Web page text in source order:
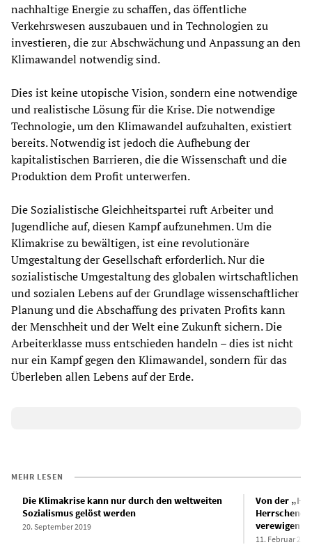
nachhaltige Energie zu schaffen, das öffentliche
Verkehrswesen auszubauen und in Technologien zu
investieren, die zur Abschwächung und Anpassung an den
Klimawandel notwendig sind.
Dies ist keine utopische Vision, sondern eine notwendige
und realistische Lösung für die Krise. Die notwendige
Technologie, um den Klimawandel aufzuhalten, existiert
bereits. Notwendig ist jedoch die Aufhebung der
kapitalistischen Barrieren, die die Wissenschaft und die
Produktion dem Profit unterwerfen.
Die Sozialistische Gleichheitspartei ruft Arbeiter und
Jugendliche auf, diesen Kampf aufzunehmen. Um die
Klimakrise zu bewältigen, ist eine revolutionäre
Umgestaltung der Gesellschaft erforderlich. Nur die
sozialistische Umgestaltung des globalen wirtschaftlichen
und sozialen Lebens auf der Grundlage wissenschaftlicher
Planung und die Abschaffung des privaten Profits kann
der Menschheit und der Welt eine Zukunft sichern. Die
Arbeiterklasse muss entschieden handeln – dies ist nicht
nur ein Kampf gegen den Klimawandel, sondern für das
Überleben allen Lebens auf der Erde.
MEHR LESEN
Die Klimakrise kann nur durch den weltweiten
Sozialismus gelöst werden
20. September 2019
Von der
verewigen
11. Februar